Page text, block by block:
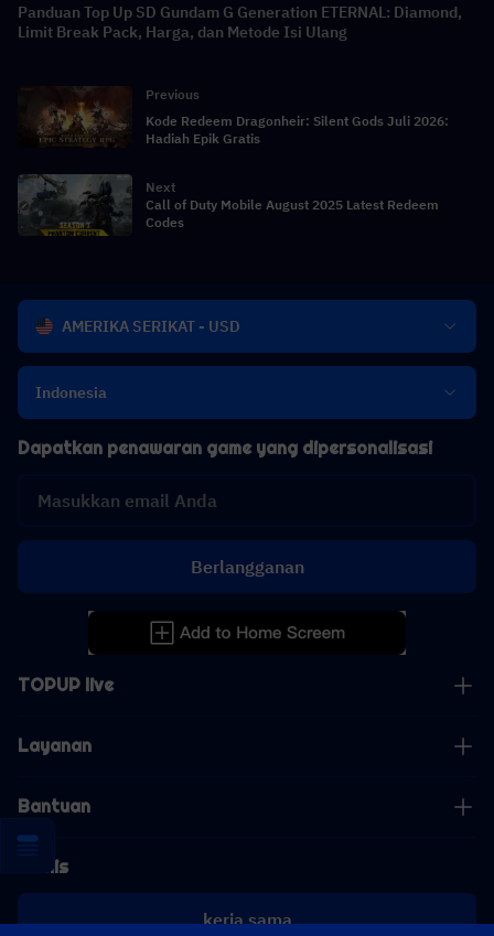
Panduan Top Up SD Gundam G Generation ETERNAL: Diamond,
Limit Break Pack, Harga, dan Metode Isi Ulang
Previous
Kode Redeem Dragonheir: Silent Gods Juli 2026:
Hadiah Epik Gratis
Next
Call of Duty Mobile August 2025 Latest Redeem
Codes
AMERIKA SERIKAT - USD
Indonesia
TOPUP live
Layanan
Bantuan
Bisnis
kerja sama
Dapatkan penawaran game yang dipersonalisasi
Berlangganan